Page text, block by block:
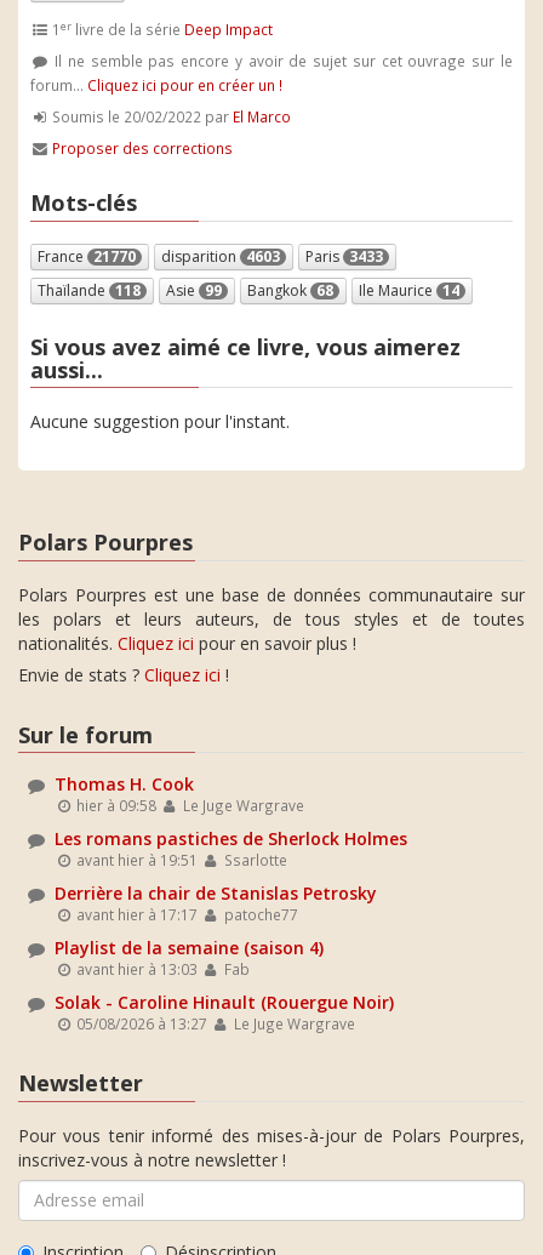
1er livre de la série Deep Impact
Il ne semble pas encore y avoir de sujet sur cet ouvrage sur le
forum... Cliquez ici pour en créer un !
Soumis le 20/02/2022 par El Marco
Proposer des corrections
Mots-clés
France 21770 disparition 4603 Paris 3433
Thaïlande 118 Asie 99 Bangkok 68 Ile Maurice 14
Si vous avez aimé ce livre, vous aimerez
aussi...
Aucune suggestion pour l'instant.
Polars Pourpres
Polars Pourpres est une base de données communautaire sur
les polars et leurs auteurs, de tous styles et de toutes
nationalités. Cliquez ici pour en savoir plus !
Envie de stats ? Cliquez ici !
Sur le forum
Thomas H. Cook
hier à 09:58 Le Juge Wargrave
Les romans pastiches de Sherlock Holmes
avant hier à 19:51 Ssarlotte
Derrière la chair de Stanislas Petrosky
avant hier à 17:17 patoche77
Playlist de la semaine (saison 4)
avant hier à 13:03 Fab
Solak - Caroline Hinault (Rouergue Noir)
05/08/2026 à 13:27 Le Juge Wargrave
Newsletter
Pour vous tenir informé des mises-à-jour de Polars Pourpres,
inscrivez-vous à notre newsletter !